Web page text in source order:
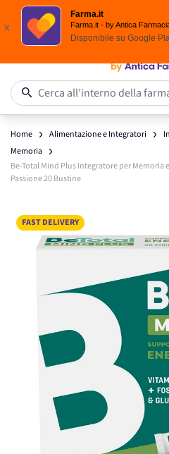
Spedizione
x
Farma.it
Farma.it - by Antica
Disponibile su Google
Salta al contenuto
Cerca all’interno della
Home Alimentazione e Integratori
Memoria
Be-Total Mind Plus Integratore per
Passione 20 Bustine
FAST DELIVERY
Main image
Click to view image in fullscreen